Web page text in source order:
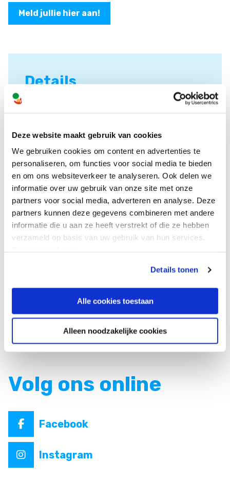
Deze website maakt gebruik van cookies
We gebruiken cookies om content en advertenties te
personaliseren, om functies voor social media te bieden
en om ons websiteverkeer te analyseren. Ook delen we
informatie over uw gebruik van onze site met onze
partners voor social media, adverteren en analyse. Deze
partners kunnen deze gegevens combineren met andere
informatie die u aan ze heeft verstrekt of die ze hebben
verzameld op basis van uw gebruik van hun services.
Details tonen
Alle cookies toestaan
Alleen noodzakelijke cookies
Meld jullie hier aan!
Details
PLAATS
Utrecht
Volg ons online
Facebook
Instagram